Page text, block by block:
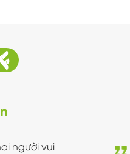
người vui